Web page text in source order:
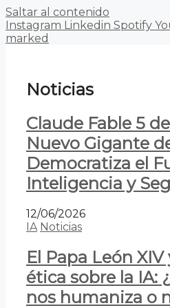
Saltar al contenido
Instagram Linkedin Spotify
marked
Noticias
Claude Fable 5
Nuevo Gigante
Democratiza el
Inteligencia y
12/06/2026
IA Noticias
El Papa León
ética sobre la IA:
nos humaniza o